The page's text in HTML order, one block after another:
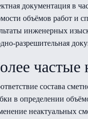
документация в
объёмов работ и
инженерных
разрешительная
частые
состава
в определении
неактуальных